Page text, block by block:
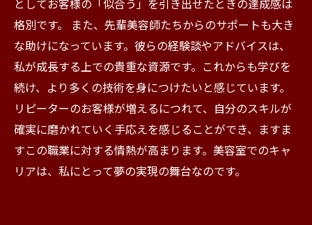
としてお客様の「似合う」を引き出せたときの達成感は
格別です。 また、先輩美容師たちからのサポートも大き
な助けになっています。彼らの経験談やアドバイスは、
私が成長する上での貴重な資源です。これからも学びを
続け、より多くの技術を身につけたいと感じています。
リピーターのお客様が増えるにつれて、自分のスキルが
確実に磨かれていく手応えを感じることができ、ますま
すこの職業に対する情熱が高まります。美容室でのキャ
リアは、私にとって夢の実現の舞台なのです。